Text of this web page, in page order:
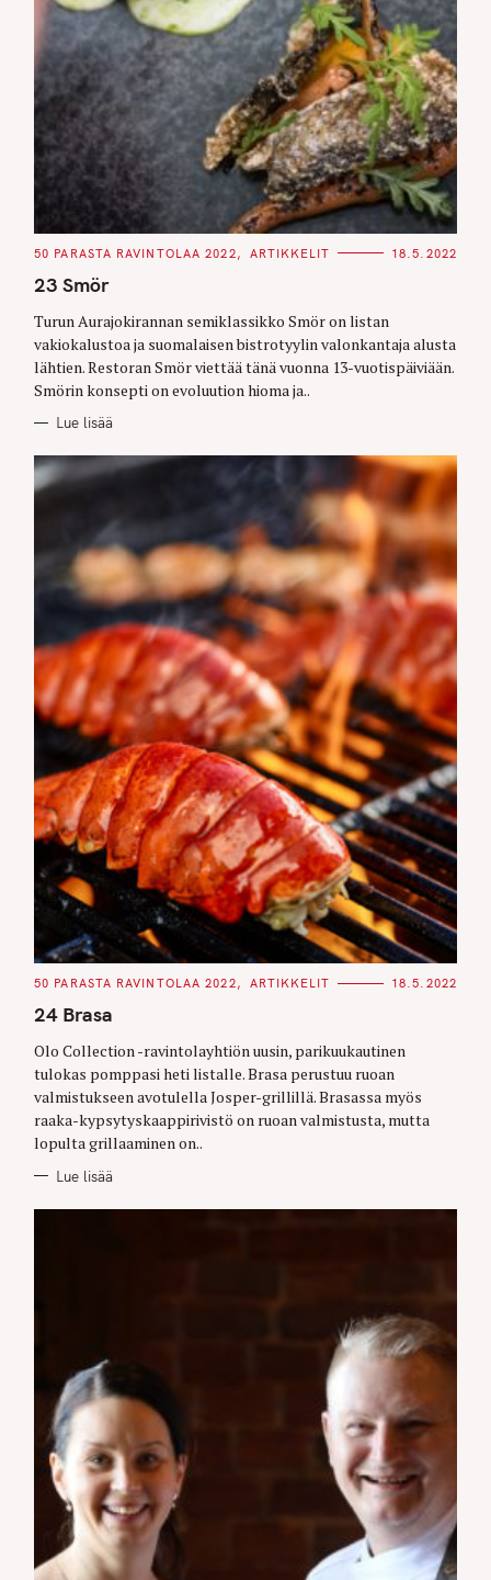
C
T
E
O
R
I
S
50 PARASTA RAVINTOLAA 2022 ARTIKKELIT 18.5.2022
23 Smör
Turun Aurajokirannan semiklassikko Smör on listan
vakiokalustoa ja suomalaisen bistrotyylin valonkantaja alusta
lähtien. Restoran Smör viettää tänä vuonna 13-vuotispäiviään.
Smörin konsepti on evoluution hioma ja..
Lue lisää
C
T
E
O
R
I
S
50 PARASTA RAVINTOLAA 2022 ARTIKKELIT 18.5.2022
24 Brasa
Olo Collection -ravintolayhtiön uusin, parikuukautinen
tulokas pomppasi heti listalle. Brasa perustuu ruoan
valmistukseen avotulella Josper-grillillä. Brasassa myös
raaka-kypsytyskaappirivistö on ruoan valmistusta, mutta
lopulta grillaaminen on..
Lue lisää
S
e
a